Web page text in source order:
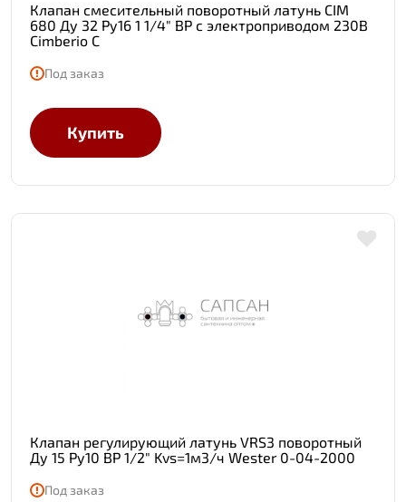
Клапан смесительный поворотный латунь CIM
680 Ду 32 Ру16 1 1/4" ВР с электроприводом 230В
Cimberio C
Под заказ
Купить
Клапан регулирующий латунь VRS3 поворотный
Ду 15 Ру10 ВР 1/2" Kvs=1м3/ч Wester 0-04-2000
Под заказ